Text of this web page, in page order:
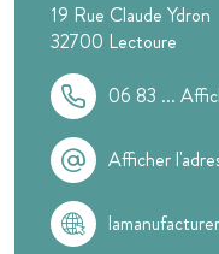
19 Rue Claude Ydron
32700 Lectoure
06 83 ...
Afficher